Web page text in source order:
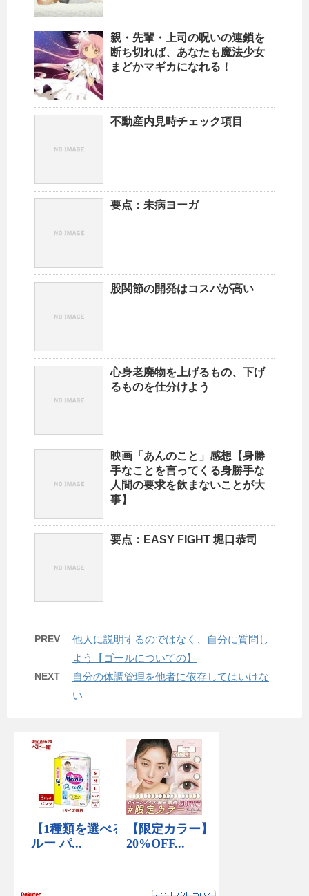
親・先輩・上司の呪いの連鎖を
断ち切れば、あなたも魔法少女
まどかマギカになれる！
不動産内見時チェック項目
要点：未病ヨーガ
股関節の開発はコスパが高い
心身老廃物を上げるもの、下げ
るものを仕分けよう
映画「あんのこと」感想【身勝
手なことを言ってくる身勝手な
人間の要求を飲まないことが大
事】
要点：EASY FIGHT 堀口恭司
PREV
他人に説明するのではなく、自分に質問し
よう【ゴールについての】
NEXT
自分の体調管理を他者に依存してはいけな
い